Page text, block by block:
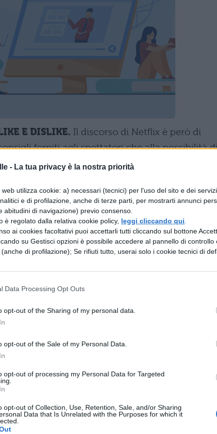
- La tua privacy è la nostra priorità
utilizza cookie: a) necessari (tecnici) per l'uso del sito e dei
e di profilazione, anche di terze parti, per mostrarti annunci
abitudini di navigazione) previo consenso.
è regolato dalla relativa cookie policy, leggi cliccando qui
ai cookies facoltativi puoi accettarli tutti cliccando sul bottone
su Gestisci opzioni è possibile accedere al pannello di controllo
di profilazione); Se rifiuti tutto, userai solo i cookie tecnici di
Data Processing Opt Outs
opt-out of the Sharing of my personal data.
opt-out of the Sale of my Personal Data.
opt-out of processing my Personal Data for Targeted
opt-out of Collection, Use, Retention, Sale, and/or Sharing
Data that Is Unrelated with the Purposes for which it
E DISLIKE. Il discorso di Netflix è però di
forniti agli spettatori che alla possibilità
l'azienda, per preparare l'algoritmo con cui
visione, si è basata molto più sul
utenti. Determinanti anche le visioni multiple
quando si scelgono le stelle da dare
una scelta binaria come il “mi piace – non mi
degli utenti, i quali sono più disposti a
devono ragionare criticamente su quanto
numerica. Per ora però i commenti degli
decisamente negativi.
SKIP INTRO. Accoglienza gradita invece per
voce da tempo. Stiamo parlando
i titoli di testa di una serie tv, il famoso
introdotta solo nelle serie tv originali Netflix
dei singoli episodi), ma verrà presto
modo immediato e intuitivo per risparmiare
tantissimi, se presi singolarmente, ma si tratta
della tante maratone di binge watching alle